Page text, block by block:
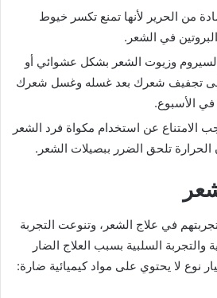
من الحرير لأنها تمنع تكسر خيوط
في الشعر.
وزيوت الشعر بشكل عشوائي أو
تجفيف شعرك بعد غسله وغسل شعرك
في الأسبوع.
الامتناع عن استخدام مكواة فرد الشعر
تلحق الضرر ببصيلات الشعر.
في علاج الشعر، وتنوعت التجربة
والتجربة السلبية بسبب العلاج الضار
نوع لا يحتوي على مواد كيميائية ضارة: